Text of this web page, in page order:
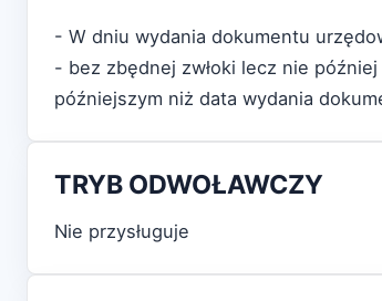
- W dniu wydania dokumentu
- bez zbędnej zwłoki lecz nie
późniejszym niż data wydania
TRYB ODWOŁAWCZY
Nie przysługuje